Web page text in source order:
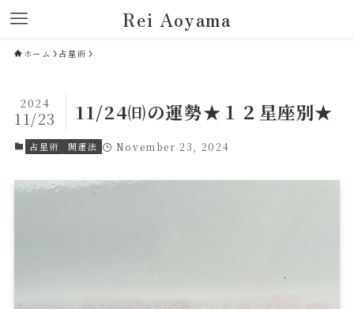
Rei Aoyama
ホーム 占星術
11/24㈰の運勢★１２星座別★
2024
11/23
占星術 開運法 November 23, 2024